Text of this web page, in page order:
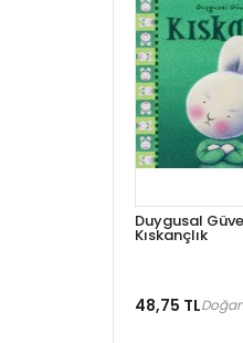
Duygusal
Kıskançlık
48,75 TL